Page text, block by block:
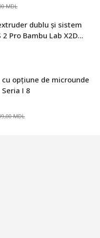
MDL
dublu și sistem
Pro Bambu Lab X2D
opțiune de microunde
I 8
MDL